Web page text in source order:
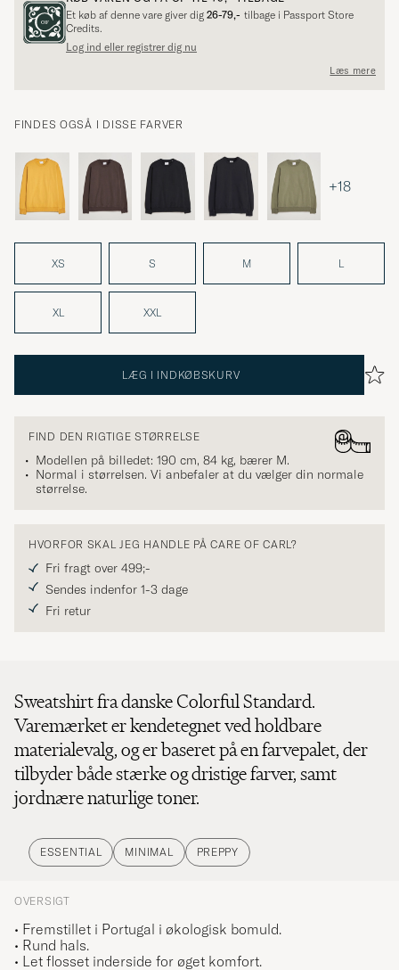
Et køb af denne vare giver dig 26-79,- tilbage i Passport Store
Credits.
Log ind eller registrer dig nu
Læs mere
FINDES OGSÅ I DISSE FARVER
+18
XS S M L
XL XXL
LÆG I INDKØBSKURV
FIND DEN RIGTIGE STØRRELSE
Modellen på billedet: 190 cm, 84 kg, bærer M.
Normal i størrelsen. Vi anbefaler at du vælger din normale
størrelse.
HVORFOR SKAL JEG HANDLE PÅ CARE OF CARL?
Fri fragt over 499;-
Sendes indenfor 1-3 dage
Fri retur
Sweatshirt fra danske Colorful Standard.
Varemærket er kendetegnet ved holdbare
materialevalg, og er baseret på en farvepalet, der
tilbyder både stærke og dristige farver, samt
jordnære naturlige toner.
ESSENTIAL MINIMAL PREPPY
OVERSIGT
• Fremstillet i Portugal i økologisk bomuld.
• Rund hals.
• Let flosset inderside for øget komfort.